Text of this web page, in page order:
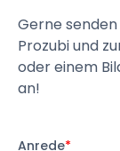
Gerne
Prozubi und
oder einem
an!